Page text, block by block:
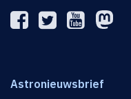
Astronieuwsbrief